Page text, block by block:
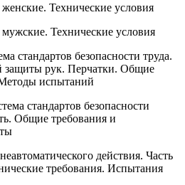
Технические условия
Технические условия
стандартов безопасности труда.
защиты рук. Перчатки. Общие
испытаний
стандартов безопасности
Общие требования и
действия. Часть
требования. Испытания